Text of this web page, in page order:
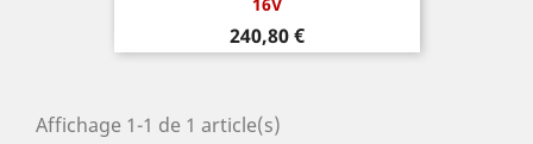
Prix
240,80 €
Affichage 1-1 de 1 article(s)